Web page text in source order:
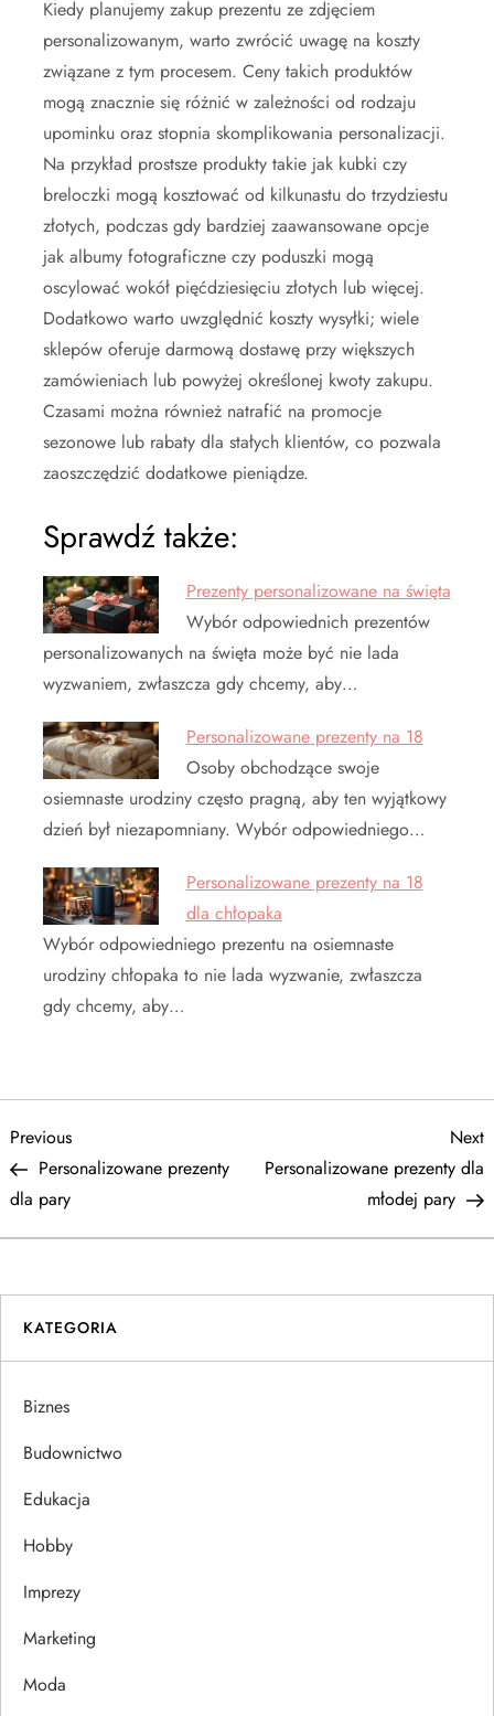
Kiedy planujemy zakup prezentu ze zdjęciem
personalizowanym, warto zwrócić uwagę na koszty
związane z tym procesem. Ceny takich produktów
mogą znacznie się różnić w zależności od rodzaju
upominku oraz stopnia skomplikowania personalizacji.
Na przykład prostsze produkty takie jak kubki czy
breloczki mogą kosztować od kilkunastu do trzydziestu
złotych, podczas gdy bardziej zaawansowane opcje
jak albumy fotograficzne czy poduszki mogą
oscylować wokół pięćdziesięciu złotych lub więcej.
Dodatkowo warto uwzględnić koszty wysyłki; wiele
sklepów oferuje darmową dostawę przy większych
zamówieniach lub powyżej określonej kwoty zakupu.
Czasami można również natrafić na promocje
sezonowe lub rabaty dla stałych klientów, co pozwala
zaoszczędzić dodatkowe pieniądze.
Sprawdź także:
Prezenty personalizowane na święta
Wybór odpowiednich prezentów
personalizowanych na święta może być nie lada
wyzwaniem, zwłaszcza gdy chcemy, aby…
Personalizowane prezenty na 18
Osoby obchodzące swoje
osiemnaste urodziny często pragną, aby ten wyjątkowy
dzień był niezapomniany. Wybór odpowiedniego…
Personalizowane prezenty na 18
dla chłopaka
Wybór odpowiedniego prezentu na osiemnaste
urodziny chłopaka to nie lada wyzwanie, zwłaszcza
gdy chcemy, aby…
N
a
w
i
g
a
c
a
w
p
Previous
Post
Previous
Personalizowane prezenty
dla pary
Next
Personalizowane prezenty dla
młodej pary
KATEGORIA
Biznes
Budownictwo
Edukacja
Hobby
Imprezy
Marketing
Moda